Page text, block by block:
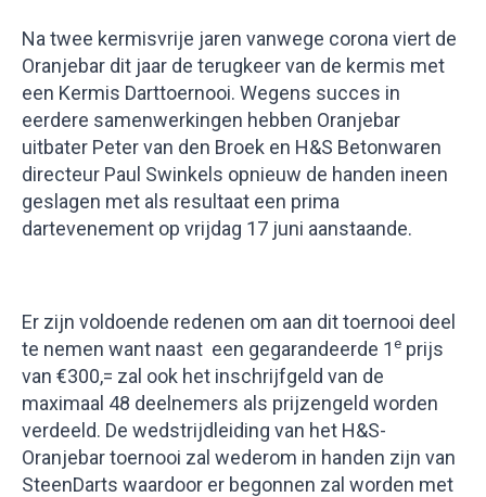
Na twee kermisvrije jaren vanwege corona viert de
Oranjebar dit jaar de terugkeer van de kermis met
een Kermis Darttoernooi. Wegens succes in
eerdere samenwerkingen hebben Oranjebar
uitbater Peter van den Broek en H&S Betonwaren
directeur Paul Swinkels opnieuw de handen ineen
geslagen met als resultaat een prima
dartevenement op vrijdag 17 juni aanstaande.
Er zijn voldoende redenen om aan dit toernooi deel
te nemen want naast een gegarandeerde 1e prijs
van €300,= zal ook het inschrijfgeld van de
maximaal 48 deelnemers als prijzengeld worden
verdeeld. De wedstrijdleiding van het H&S-
Oranjebar toernooi zal wederom in handen zijn van
SteenDarts waardoor er begonnen zal worden met